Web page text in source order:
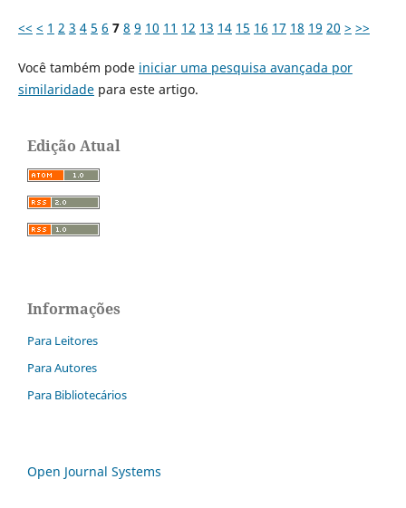
<< < 1 2 3 4 5 6 7 8 9 10 11 12 13 14 15 16 17 18 19 20 > >>
Você também pode iniciar uma pesquisa avançada por
similaridadepara este artigo.
Edição Atual
Informações
Para Leitores
Para Autores
Para Bibliotecários
Open Journal Systems